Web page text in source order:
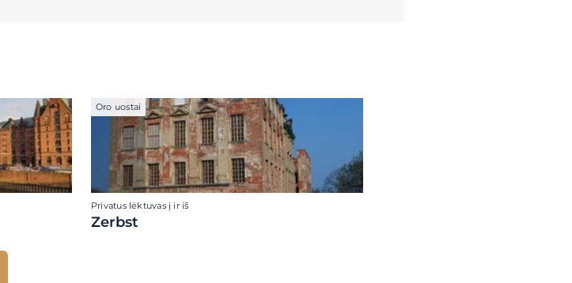
Oro uostai
Privatus lėktuvas į ir iš
Zerbst